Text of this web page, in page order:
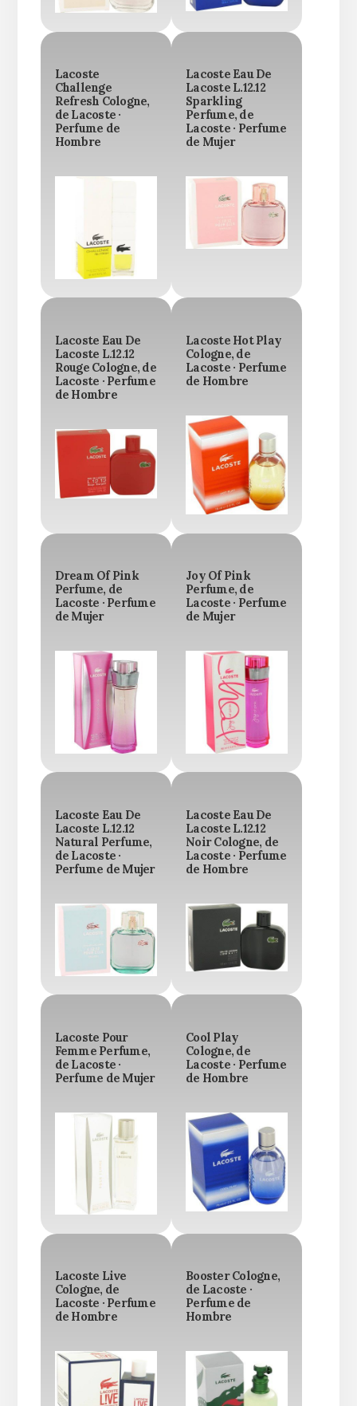
Lacoste
Challenge
Refresh Cologne,
de Lacoste ·
Perfume de
Hombre
Lacoste Eau De
Lacoste L.12.12
Sparkling
Perfume, de
Lacoste · Perfume
de Mujer
Lacoste Eau De
Lacoste L.12.12
Rouge Cologne, de
Lacoste · Perfume
de Hombre
Lacoste Hot Play
Cologne, de
Lacoste · Perfume
de Hombre
Dream Of Pink
Perfume, de
Lacoste · Perfume
de Mujer
Joy Of Pink
Perfume, de
Lacoste · Perfume
de Mujer
Lacoste Eau De
Lacoste L.12.12
Natural Perfume,
de Lacoste ·
Perfume de Mujer
Lacoste Eau De
Lacoste L.12.12
Noir Cologne, de
Lacoste · Perfume
de Hombre
Lacoste Pour
Femme Perfume,
de Lacoste ·
Perfume de Mujer
Cool Play
Cologne, de
Lacoste · Perfume
de Hombre
Lacoste Live
Cologne, de
Lacoste · Perfume
de Hombre
Booster Cologne,
de Lacoste ·
Perfume de
Hombre